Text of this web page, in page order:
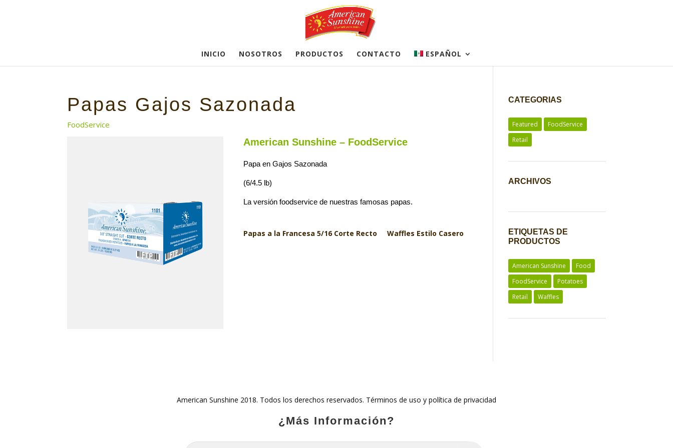
INICIO NOSOTROS PRODUCTOS CONTACTO ESPAÑOL
Papas Gajos Sazonada
FoodService
American Sunshine – FoodService
Papa en Gajos Sazonada
(6/4.5 lb)
La versión foodservice de nuestras famosas papas.
Papas a la Francesa 5/16 Corte Recto Waffles Estilo Casero
CATEGORIAS
Featured
FoodService
Retail
ARCHIVOS
ETIQUETAS DE
PRODUCTOS
American Sunshine
Food
FoodService
Potatoes
Retail
Waffles
American Sunshine 2018. Todos los derechos reservados. Términos de uso y política de privacidad
¿Más Información?